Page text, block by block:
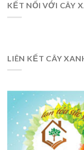
KẾT NỐI VỚI CÂY
LIÊN KẾT CÂY